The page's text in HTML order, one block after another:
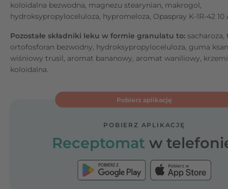
koloidalna bezwodna, magnezu stearynian, makrogol,
hydroksypropyloceluloza, hypromeloza, Opaspray K-1R-42 10
Pozostałe składniki leku w formie granulatu to: sacharoza,
ortofosforan bezwodny, hydroksypropyloceluloza, guma
wiśniowy trusil, aromat bananowy, aromat waniliowy,
koloidalna.
Pobierz aplikację
POBIERZ APLIKACJĘ
Receptomat w